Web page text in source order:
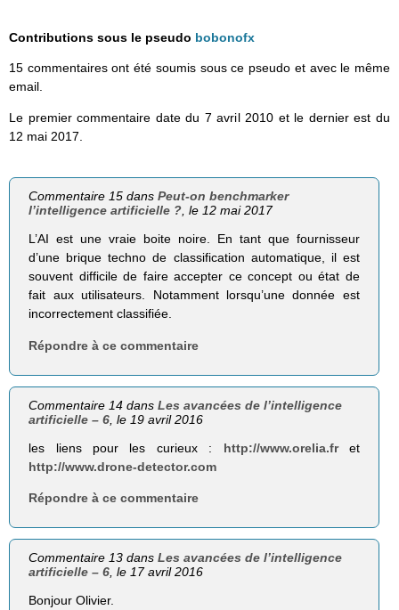
Contributions sous le pseudo bobonofx
15 commentaires ont été soumis sous ce pseudo et avec le même
email.
Le premier commentaire date du 7 avril 2010 et le dernier est du
12 mai 2017.
Commentaire 15 dansPeut-on benchmarker
l’intelligence artificielle ?, le 12 mai 2017
L’AI est une vraie boite noire. En tant que fournisseur
d’une brique techno de classification automatique, il est
souvent difficile de faire accepter ce concept ou état de
fait aux utilisateurs. Notamment lorsqu’une donnée est
incorrectement classifiée.
Répondre à ce commentaire
Commentaire 14 dansLes avancées de l’intelligence
artificielle – 6 , le 19 avril 2016
les liens pour les curieux : http://www.orelia.fret
http://www.drone-detector.com
Répondre à ce commentaire
Commentaire 13 dansLes avancées de l’intelligence
artificielle – 6 , le 17 avril 2016
Bonjour Olivier.